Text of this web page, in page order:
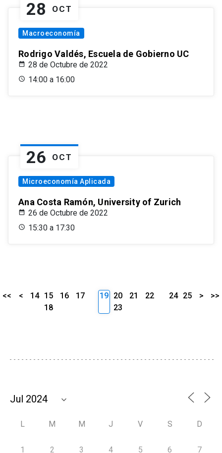
28 OCT
Macroeconomía
Rodrigo Valdés, Escuela de Gobierno UC
28 de Octubre de 2022
14:00 a 16:00
26 OCT
Microeconomía Aplicada
Ana Costa Ramón, University of Zurich
26 de Octubre de 2022
15:30 a 17:30
<< < 14 15 16
17
18
19 20 21
22
23
24 25 > >>
L M M J V S D
1 2 3 4 5 6 7